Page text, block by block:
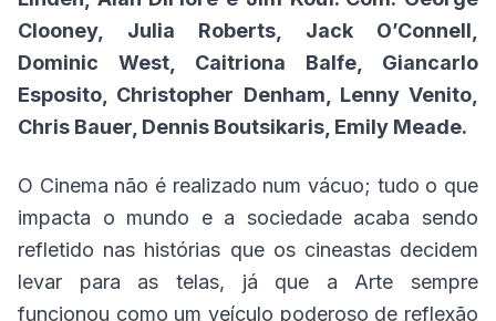
Clooney, Julia Roberts, Jack O’Connell,
Dominic West, Caitriona Balfe, Giancarlo
Esposito, Christopher Denham, Lenny Venito,
Chris Bauer, Dennis Boutsikaris, Emily Meade.
O Cinema não é realizado num vácuo; tudo o que
impacta o mundo e a sociedade acaba sendo
refletido nas histórias que os cineastas decidem
levar para as telas, já que a Arte sempre
funcionou como um veículo poderoso de reflexão